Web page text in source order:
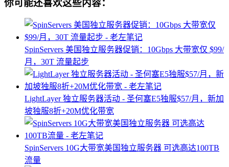
你可能还喜欢这些内容：
SpinServers 美国独立服务器促销：10Gbps 大带宽仅 $99/
月，30T 流量起步
LightLayer 独立服务器活动 - 圣何塞E5独服$57/月，新加
坡独服8折+20M优化带宽
SpinServers 10G大带宽美国独立服务器 可选高达100TB
流量